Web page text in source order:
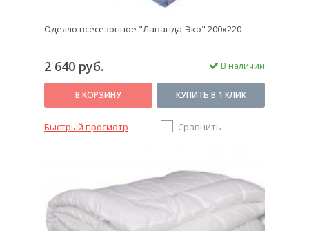
Одеяло всесезонное "Лаванда-Эко" 200х220
2 640 руб. В наличии
В КОРЗИНУ КУПИТЬ В 1 КЛИК
Быстрый просмотр Сравнить